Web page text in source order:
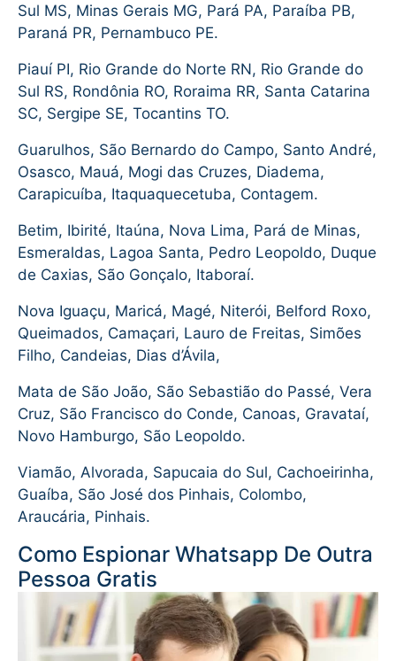
Sul MS, Minas Gerais MG, Pará PA, Paraíba PB,
Paraná PR, Pernambuco PE.
Piauí PI, Rio Grande do Norte RN, Rio Grande do
Sul RS, Rondônia RO, Roraima RR, Santa Catarina
SC, Sergipe SE, Tocantins TO.
Guarulhos, São Bernardo do Campo, Santo André,
Osasco, Mauá, Mogi das Cruzes, Diadema,
Carapicuíba, Itaquaquecetuba, Contagem.
Betim, Ibirité, Itaúna, Nova Lima, Pará de Minas,
Esmeraldas, Lagoa Santa, Pedro Leopoldo, Duque
de Caxias, São Gonçalo, Itaboraí.
Nova Iguaçu, Maricá, Magé, Niterói, Belford Roxo,
Queimados, Camaçari, Lauro de Freitas, Simões
Filho, Candeias, Dias d’Ávila,
Mata de São João, São Sebastião do Passé, Vera
Cruz, São Francisco do Conde, Canoas, Gravataí,
Novo Hamburgo, São Leopoldo.
Viamão, Alvorada, Sapucaia do Sul, Cachoeirinha,
Guaíba, São José dos Pinhais, Colombo,
Araucária, Pinhais.
Como Espionar Whatsapp De Outra
Pessoa Gratis